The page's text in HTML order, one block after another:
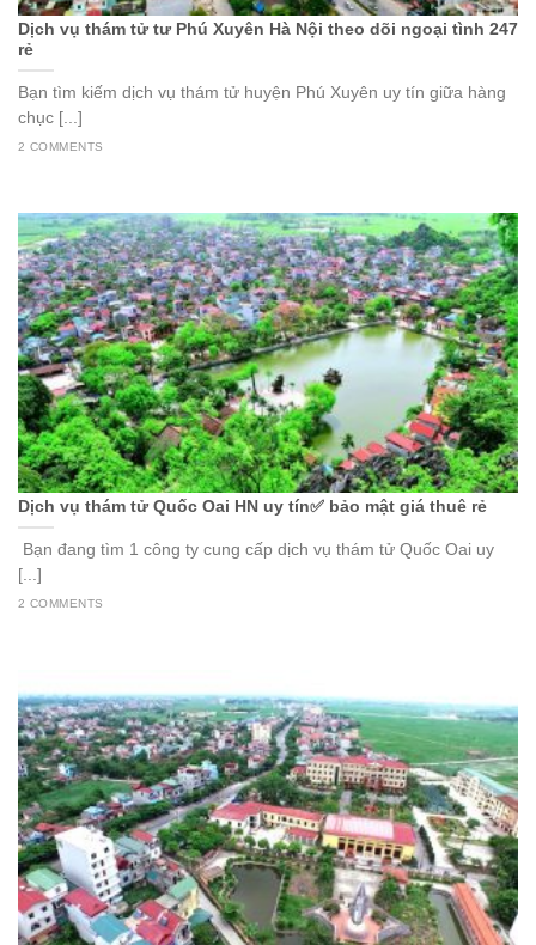
Dịch vụ thám tử tư Phú Xuyên Hà Nội theo dõi ngoại tình 247
rẻ
Bạn tìm kiếm dịch vụ thám tử huyện Phú Xuyên uy tín giữa hàng
chục [...]
2 COMMENTS
Dịch vụ thám tử Quốc Oai HN uy tín✅ bảo mật giá thuê rẻ
Bạn đang tìm 1 công ty cung cấp dịch vụ thám tử Quốc Oai uy
[...]
2 COMMENTS